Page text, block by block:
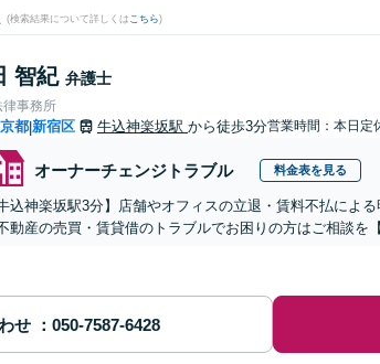
(検索結果について詳しくは こちら)
智紀 弁護士
律事務所
都|新宿区 牛込神楽坂駅 から徒歩3分営業時間：本日定
オーナーチェンジトラブル 料金表を見る
牛込神楽坂駅3分】店舗やオフィスの立退・賃料不払によ
動産の売買・賃貸借のトラブルでお困りの方はご相談を
せ